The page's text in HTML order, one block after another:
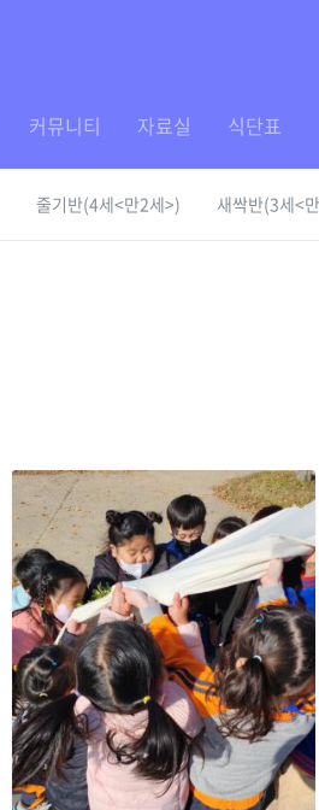
커뮤니티 자료실 식단표
줄기반(4세<만2세>) 새싹반(3세<